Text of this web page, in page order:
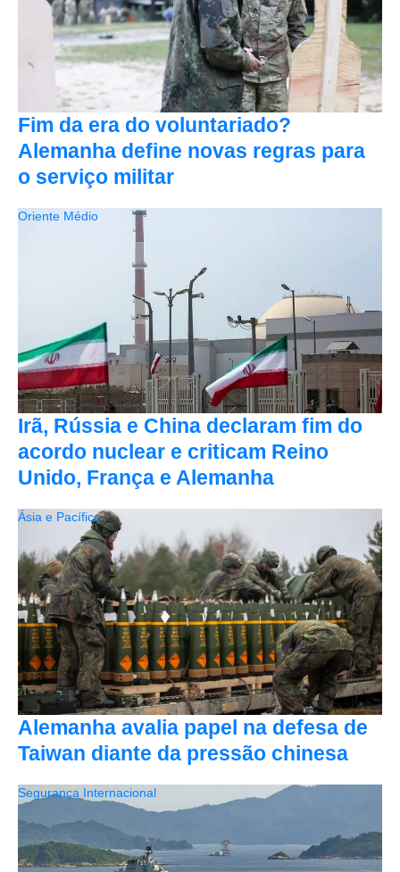
Fim da era do voluntariado?
Alemanha define novas regras para
o serviço militar
Irã, Rússia e China declaram fim do
acordo nuclear e criticam Reino
Unido, França e Alemanha
Oriente Médio
Alemanha avalia papel na defesa de
Taiwan diante da pressão chinesa
Ásia e Pacífico
Segurança Internacional